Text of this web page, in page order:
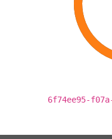
6f74ee95-